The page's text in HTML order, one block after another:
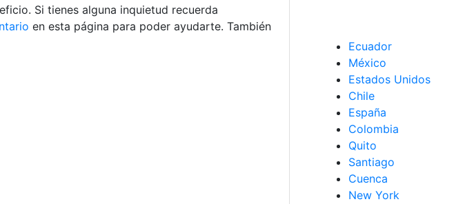
Si tienes alguna inquietud recuerda
en esta página para poder ayudarte. También
Ecuador
México
Estados Unidos
Chile
España
Colombia
Quito
Santiago
Cuenca
New York